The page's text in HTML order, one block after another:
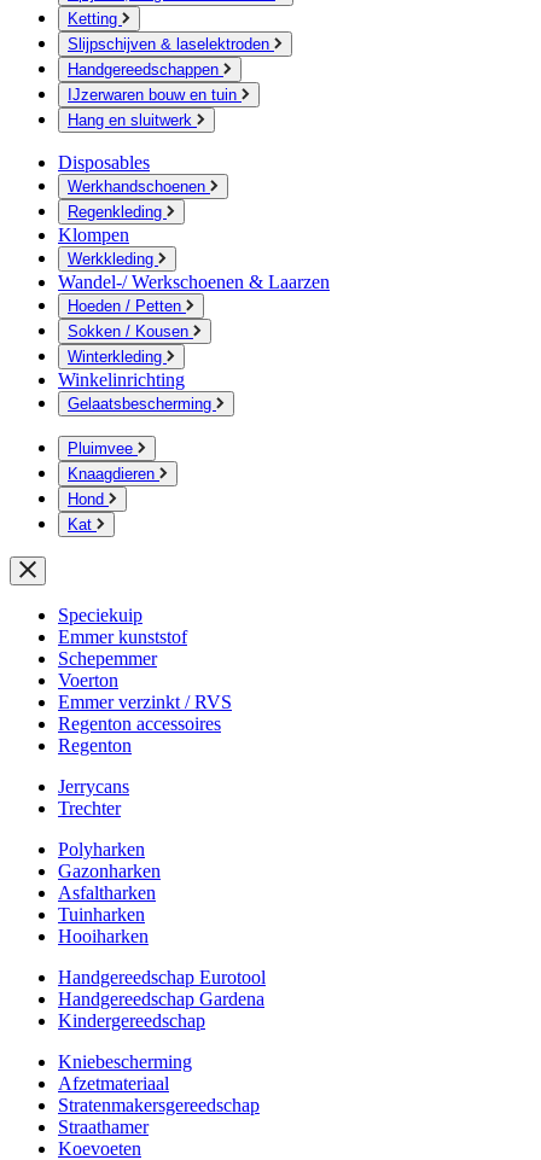
Ketting
Slijpschijven & laselektroden
Handgereedschappen
IJzerwaren bouw en tuin
Hang en sluitwerk
Disposables
Werkhandschoenen
Regenkleding
Klompen
Werkkleding
Wandel-/ Werkschoenen & Laarzen
Hoeden / Petten
Sokken / Kousen
Winterkleding
Winkelinrichting
Gelaatsbescherming
Pluimvee
Knaagdieren
Hond
Kat
Speciekuip
Emmer kunststof
Schepemmer
Voerton
Emmer verzinkt / RVS
Regenton accessoires
Regenton
Jerrycans
Trechter
Polyharken
Gazonharken
Asfaltharken
Tuinharken
Hooiharken
Handgereedschap Eurotool
Handgereedschap Gardena
Kindergereedschap
Kniebescherming
Afzetmateriaal
Stratenmakersgereedschap
Straathamer
Koevoeten